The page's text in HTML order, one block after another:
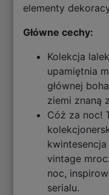
elementy
Główne cechy:
Kolekcja
upamiętnia
głównej
ziemi znaną
Cóż za noc!
vintage
noc,
serialu.